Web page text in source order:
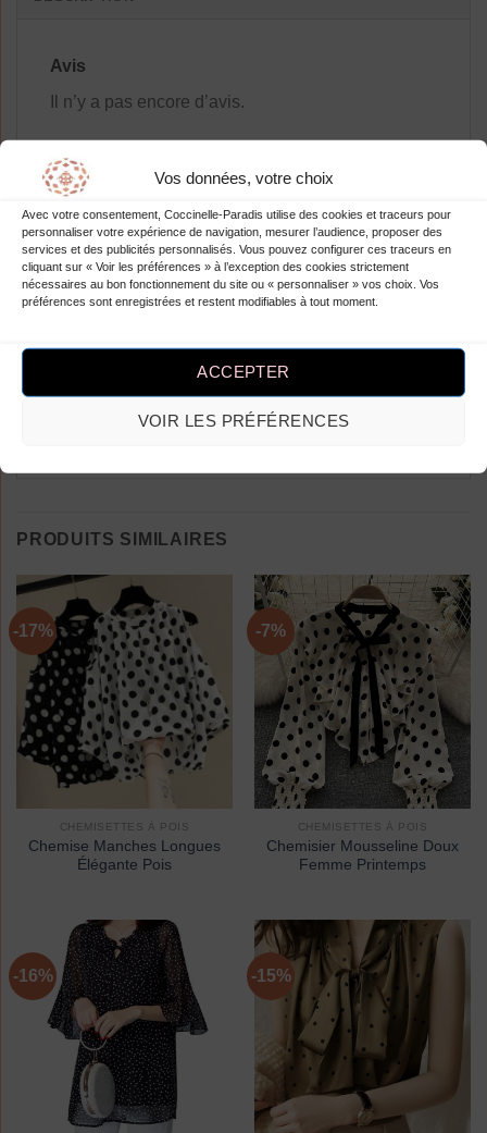
Vos données, votre choix
Avec votre consentement, Coccinelle-Paradis utilise des cookies et traceurs pour
personnaliser votre expérience de navigation, mesurer l’audience, proposer des
services et des publicités personnalisés. Vous pouvez configurer ces traceurs en
cliquant sur « Voir les préférences » à l’exception des cookies strictement
nécessaires au bon fonctionnement du site ou « personnaliser » vos choix. Vos
préférences sont enregistrées et restent modifiables à tout moment.
ACCEPTER
VOIR LES PRÉFÉRENCES
Avis
Il n’y a pas encore d’avis.
Soyez le premier à laisser votre avis
sur “Chemisier Dentelle Manches
Courtes Été Strass”
Vous devez êtreconnectépour publier
PRODUITS SIMILAIRES
-17%
CHEMISETTES À POIS
Chemise Manches Longues
Élégante Pois
-7%
CHEMISETTES À POIS
Chemisier Mousseline Doux
Femme Printemps
-16% -15%